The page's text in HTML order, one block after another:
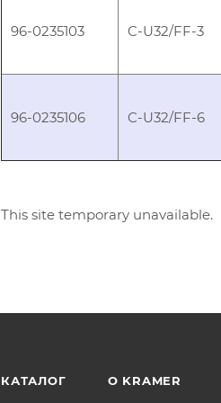
96-0235103 C-U32/FF-3
96-0235106 C-U32/FF-6
This site temporary unavailable.
КАТАЛОГ O KRAMER